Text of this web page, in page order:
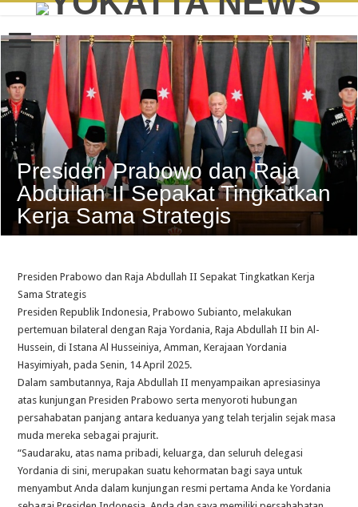
Presiden Prabowo dan Raja
Abdullah II Sepakat Tingkatkan
Kerja Sama Strategis
Presiden Prabowo dan Raja Abdullah II Sepakat Tingkatkan Kerja
Sama Strategis
Presiden Republik Indonesia, Prabowo Subianto, melakukan
pertemuan bilateral dengan Raja Yordania, Raja Abdullah II bin Al-
Hussein, di Istana Al Husseiniya, Amman, Kerajaan Yordania
Hasyimiyah, pada Senin, 14 April 2025.
Dalam sambutannya, Raja Abdullah II menyampaikan apresiasinya
atas kunjungan Presiden Prabowo serta menyoroti hubungan
persahabatan panjang antara keduanya yang telah terjalin sejak masa
muda mereka sebagai prajurit.
“Saudaraku, atas nama pribadi, keluarga, dan seluruh delegasi
Yordania di sini, merupakan suatu kehormatan bagi saya untuk
menyambut Anda dalam kunjungan resmi pertama Anda ke Yordania